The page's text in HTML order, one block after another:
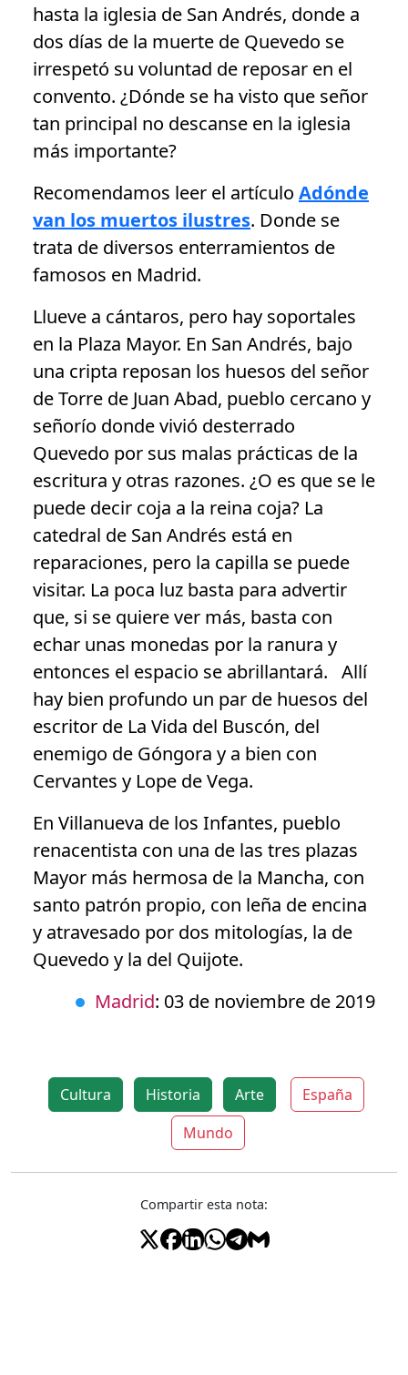
hasta la iglesia de San Andrés, donde a
dos días de la muerte de Quevedo se
irrespetó su voluntad de reposar en el
convento. ¿Dónde se ha visto que señor
tan principal no descanse en la iglesia
más importante?
Recomendamos leer el artículo Adónde
van los muertos ilustres. Donde se
trata de diversos enterramientos de
famosos en Madrid.
Llueve a cántaros, pero hay soportales
en la Plaza Mayor. En San Andrés, bajo
una cripta reposan los huesos del señor
de Torre de Juan Abad, pueblo cercano y
señorío donde vivió desterrado
Quevedo por sus malas prácticas de la
escritura y otras razones. ¿O es que se le
puede decir coja a la reina coja? La
catedral de San Andrés está en
reparaciones, pero la capilla se puede
visitar. La poca luz basta para advertir
que, si se quiere ver más, basta con
echar unas monedas por la ranura y
entonces el espacio se abrillantará. Allí
hay bien profundo un par de huesos del
escritor de La Vida del Buscón, del
enemigo de Góngora y a bien con
Cervantes y Lope de Vega.
En Villanueva de los Infantes, pueblo
renacentista con una de las tres plazas
Mayor más hermosa de la Mancha, con
santo patrón propio, con leña de encina
y atravesado por dos mitologías, la de
Quevedo y la del Quijote.
Madrid: 03 de noviembre de 2019
Cultura Historia Arte
España
Mundo
Compartir esta nota: